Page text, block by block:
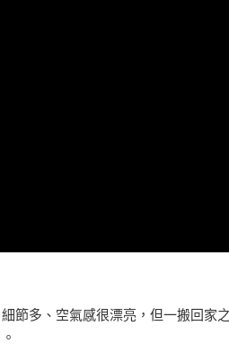
節多、空氣感很漂亮，但一搬回